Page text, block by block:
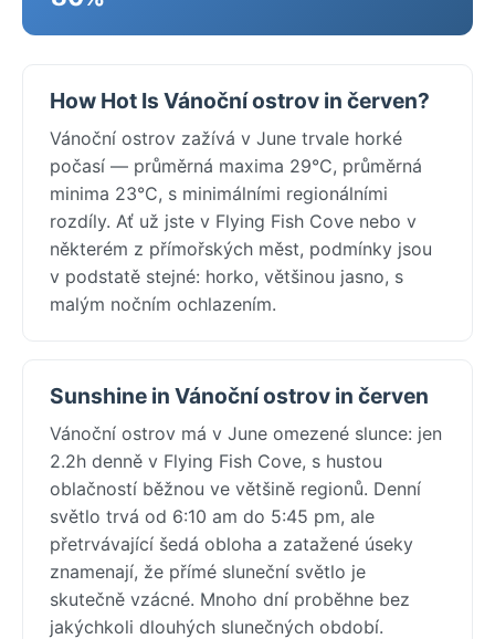
How Hot Is Vánoční ostrov in červen?
Vánoční ostrov zažívá v June trvale horké
počasí — průměrná maxima 29°C, průměrná
minima 23°C, s minimálními regionálními
rozdíly. Ať už jste v Flying Fish Cove nebo v
některém z přímořských měst, podmínky jsou
v podstatě stejné: horko, většinou jasno, s
malým nočním ochlazením.
Sunshine in Vánoční ostrov in červen
Vánoční ostrov má v June omezené slunce: jen
2.2h denně v Flying Fish Cove, s hustou
oblačností běžnou ve většině regionů. Denní
světlo trvá od 6:10 am do 5:45 pm, ale
přetrvávající šedá obloha a zatažené úseky
znamenají, že přímé sluneční světlo je
skutečně vzácné. Mnoho dní proběhne bez
jakýchkoli dlouhých slunečných období.